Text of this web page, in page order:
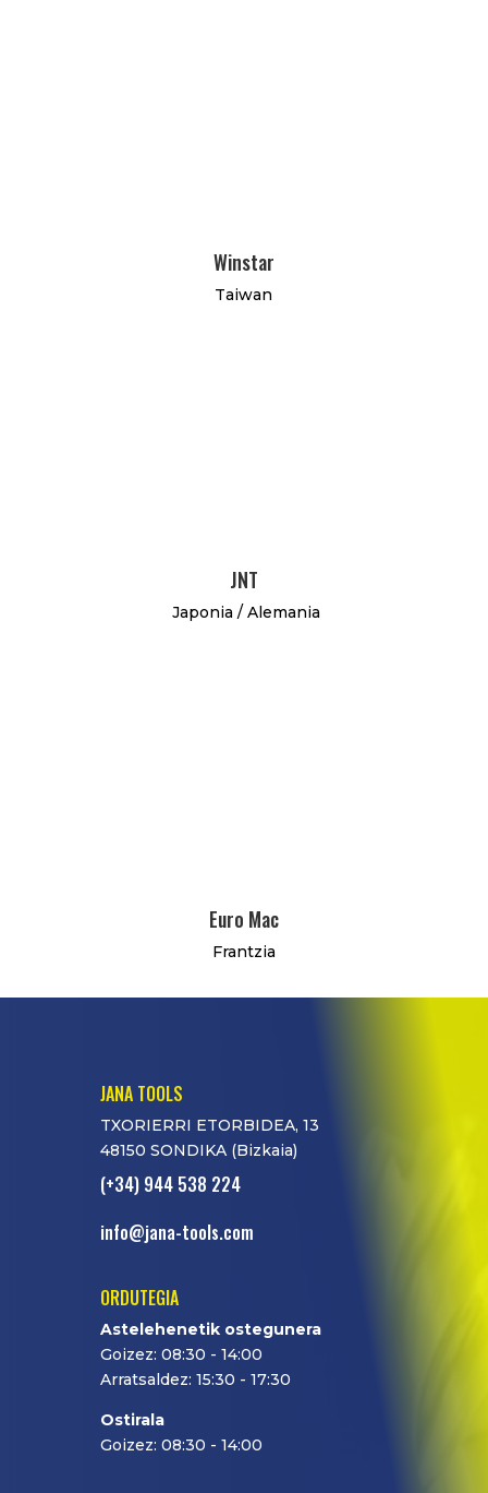
Winstar
Taiwan
JNT
Japonia / Alemania
Euro Mac
Frantzia
JANA TOOLS
TXORIERRI ETORBIDEA, 13
48150 SONDIKA (Bizkaia)
(+34) 944 538 224
info@jana-tools.com
ORDUTEGIA
Astelehenetik ostegunera
Goizez: 08:30 - 14:00
Arratsaldez: 15:30 - 17:30
Ostirala
Goizez: 08:30 - 14:00